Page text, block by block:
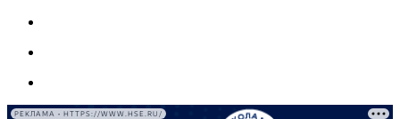
РЕКЛАМА • HTTPS://WWW.HSE.RU/